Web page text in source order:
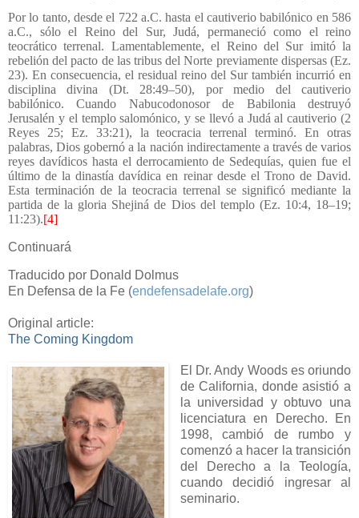
Por lo tanto, desde el 722 a.C. hasta el cautiverio babilónico en 586
a.C., sólo el Reino del Sur, Judá, permaneció como el reino
teocrático terrenal. Lamentablemente, el Reino del Sur imitó la
rebelión del pacto de las tribus del Norte previamente dispersas (Ez.
23). En consecuencia, el residual reino del Sur también incurrió en
disciplina divina (Dt. 28:49–50), por medio del cautiverio
babilónico. Cuando Nabucodonosor de Babilonia destruyó
Jerusalén y el templo salomónico, y se llevó a Judá al cautiverio (2
Reyes 25; Ez. 33:21), la teocracia terrenal terminó. En otras
palabras, Dios gobernó a la nación indirectamente a través de varios
reyes davídicos hasta el derrocamiento de Sedequías, quien fue el
último de la dinastía davídica en reinar desde el Trono de David.
Esta terminación de la teocracia terrenal se significó mediante la
partida de la gloria Shejiná de Dios del templo (Ez. 10:4, 18–19;
11:23).[4]
Continuará
Traducido por Donald Dolmus
En Defensa de la Fe (endefensadelafe.org)
Original article:
The Coming Kingdom
El Dr. Andy Woods es oriundo
de California, donde asistió a
la universidad y obtuvo una
licenciatura en Derecho. En
1998, cambió de rumbo y
comenzó a hacer la transición
del Derecho a la Teología,
cuando decidió ingresar al
seminario.